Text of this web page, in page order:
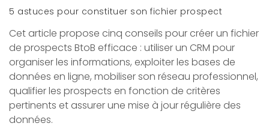
5 astuces pour constituer son fichier prospect
Cet article propose cinq conseils pour créer un fichier
de prospects BtoB efficace : utiliser un CRM pour
organiser les informations, exploiter les bases de
données en ligne, mobiliser son réseau professionnel,
qualifier les prospects en fonction de critères
pertinents et assurer une mise à jour régulière des
données.